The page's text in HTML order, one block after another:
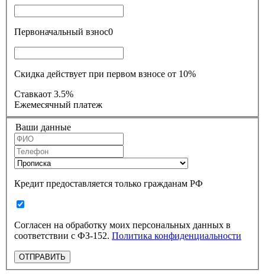
Первоначальный взнос0
Скидка действует при первом взносе от 10%
Ставкаот 3.5%
Ежемесячный платеж
Ваши данные
Кредит предоставляется только гражданам РФ
Согласен на обработку моих персональных данных в
соответствии с ФЗ-152. Политика конфиденциальности
ОТПРАВИТЬ